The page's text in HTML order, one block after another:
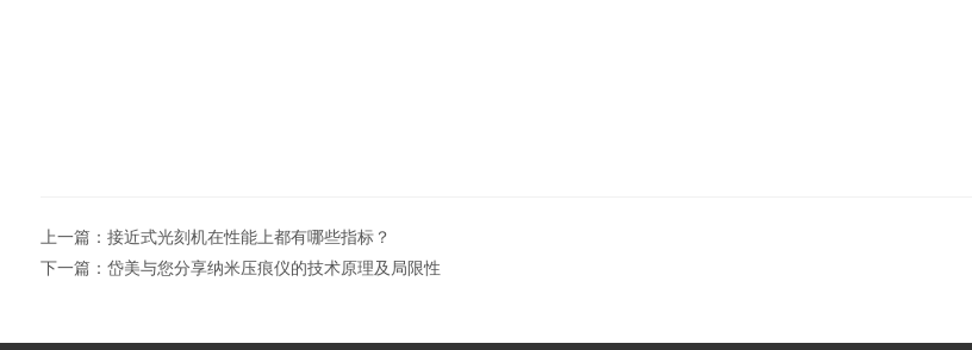
上一篇： 接近式光刻机在性能上都有哪些指标？
下一篇： 岱美与您分享纳米压痕仪的技术原理及局限性